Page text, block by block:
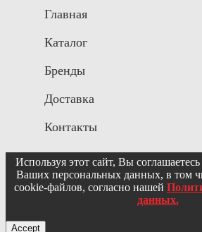
Главная
Каталог
Бренды
Доставка
Контакты
Используя этот сайт, Вы
Ваших персональных данных, в том
cookie-файлов, согласно нашей
данных.
Accept